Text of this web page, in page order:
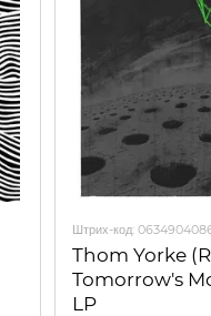
Штрих-код:
Thom Yorke
Tomorrow's
LP